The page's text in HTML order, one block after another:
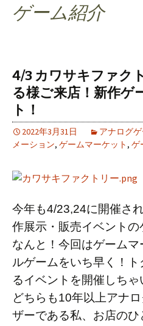
ゲーム紹介
4/3 カワサキファク
る様ご来店！新作ゲ
ト！
2022年3月31日 アナログ
メーション, ゲームマーケット , ゲ
今年も4/23,24に開催さ
作展示・販売イベントの
なんと！今回はゲーム
ルゲームをいち早く！
るイベントを開催しちゃ
どちらも10年以上アナ
ザーである私、お店の